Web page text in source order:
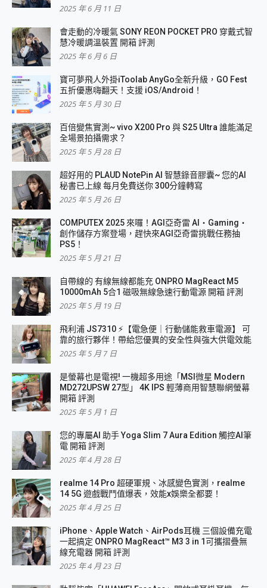
2025 年 6 月 11 日
會走動的冷暖氣 SONY REON POCKET PRO 穿戴式智
慧冷暖調溫裝置 開箱 評測
2025 年 6 月 6 日
寶可夢飛人外掛iToolab AnyGo全新升級，GO Fest
五折優惠嗨翻天！支援 iOS/Android！
2025 年 5 月 30 日
百倍變焦實測~ vivo X200 Pro 與 S25 Ultra 誰能滿足
全場景拍攝需求？
2025 年 5 月 28 日
超好用的 PLAUD NotePin AI 智慧錄音膠囊~ 您的AI
秘書已上線 每月免費送你 300分鐘轉寫
2025 年 5 月 26 日
COMPUTEX 2025 來囉！AGI亞奇雷 AI・Gaming・
創作儲存方案登場，趕快來AGI亞奇雷挑戰任務抽
PS5！
2025 年 5 月 21 日
自帶線的 有線無線都能充 ONPRO MagReact M5
10000mAh 5合1 磁吸無線急速行動電源 開箱 評測
2025 年 5 月 19 日
飛利浦 JS7310 ⚡【電急便｜行動儲能救車電源】 可
靠的旅行夥伴！帶給您優異的安全性與強大供電效能
2025 年 5 月 7 日
是螢幕也是電視! 一機超多用途「MSI微星 Modern
MD272UPSW 27型」 4K IPS 輕薄商用智慧聯網螢幕
開箱 評測
2025 年 5 月 1 日
您的專屬AI 助手 Yoga Slim 7 Aura Edition 觸控AI筆
電 開箱 評測
2025 年 4 月 28 日
realme 14 Pro 超硬軍規、冰感變色實測，realme
14 5G 遊戲戰鬥值爆表，效能x娛樂全都要！
2025 年 4 月 25 日
iPhone、Apple Watch、AirPods耳機 三個設備充電
一起搞定 ONPRO MagReact™ M3 3 in 1可攜摺疊無
線充電器 開箱 評測
2025 年 4 月 23 日